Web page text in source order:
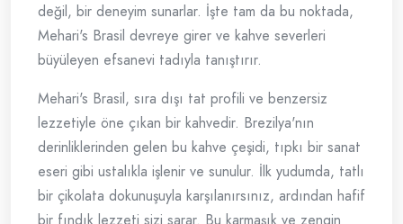
değil, bir deneyim sunarlar. İşte tam da bu noktada,
Mehari's Brasil devreye girer ve kahve severleri
büyüleyen efsanevi tadıyla tanıştırır.
Mehari's Brasil, sıra dışı tat profili ve benzersiz
lezzetiyle öne çıkan bir kahvedir. Brezilya'nın
derinliklerinden gelen bu kahve çeşidi, tıpkı bir sanat
eseri gibi ustalıkla işlenir ve sunulur. İlk yudumda, tatlı
bir çikolata dokunuşuyla karşılanırsınız, ardından hafif